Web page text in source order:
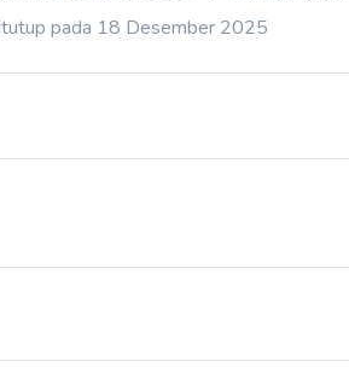
pada 18 Desember 2025